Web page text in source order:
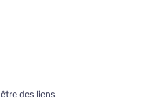
des liens